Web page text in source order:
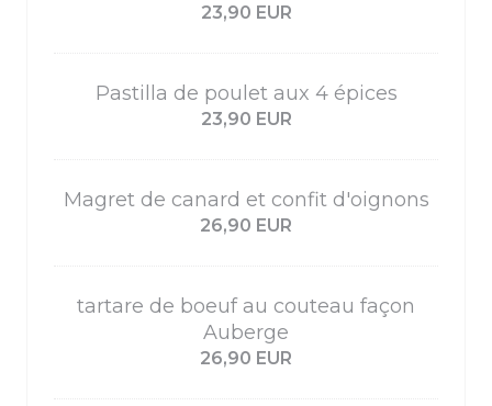
23,90 EUR
Pastilla de poulet aux 4 épices
23,90 EUR
Magret de canard et confit d'oignons
26,90 EUR
tartare de boeuf au couteau façon
Auberge
26,90 EUR